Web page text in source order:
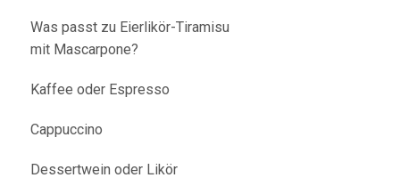
Was passt zu Eierlikör-Tiramisu
mit Mascarpone?
Kaffee oder Espresso
Cappuccino
Dessertwein oder Likör